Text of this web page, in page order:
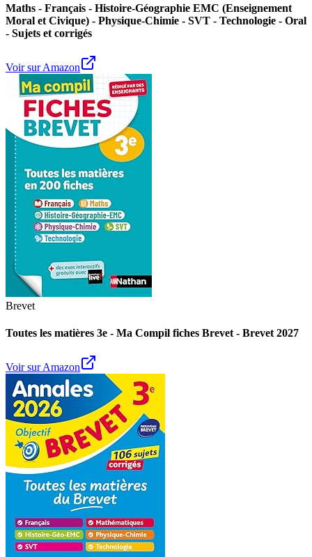
Maths - Français - Histoire-Géographie EMC (Enseignement
Moral et Civique) - Physique-Chimie - SVT - Technologie - Oral
- Sujets et corrigés
Voir sur Amazon
Brevet
Toutes les matières 3e - Ma Compil fiches Brevet - Brevet 2027
Voir sur Amazon